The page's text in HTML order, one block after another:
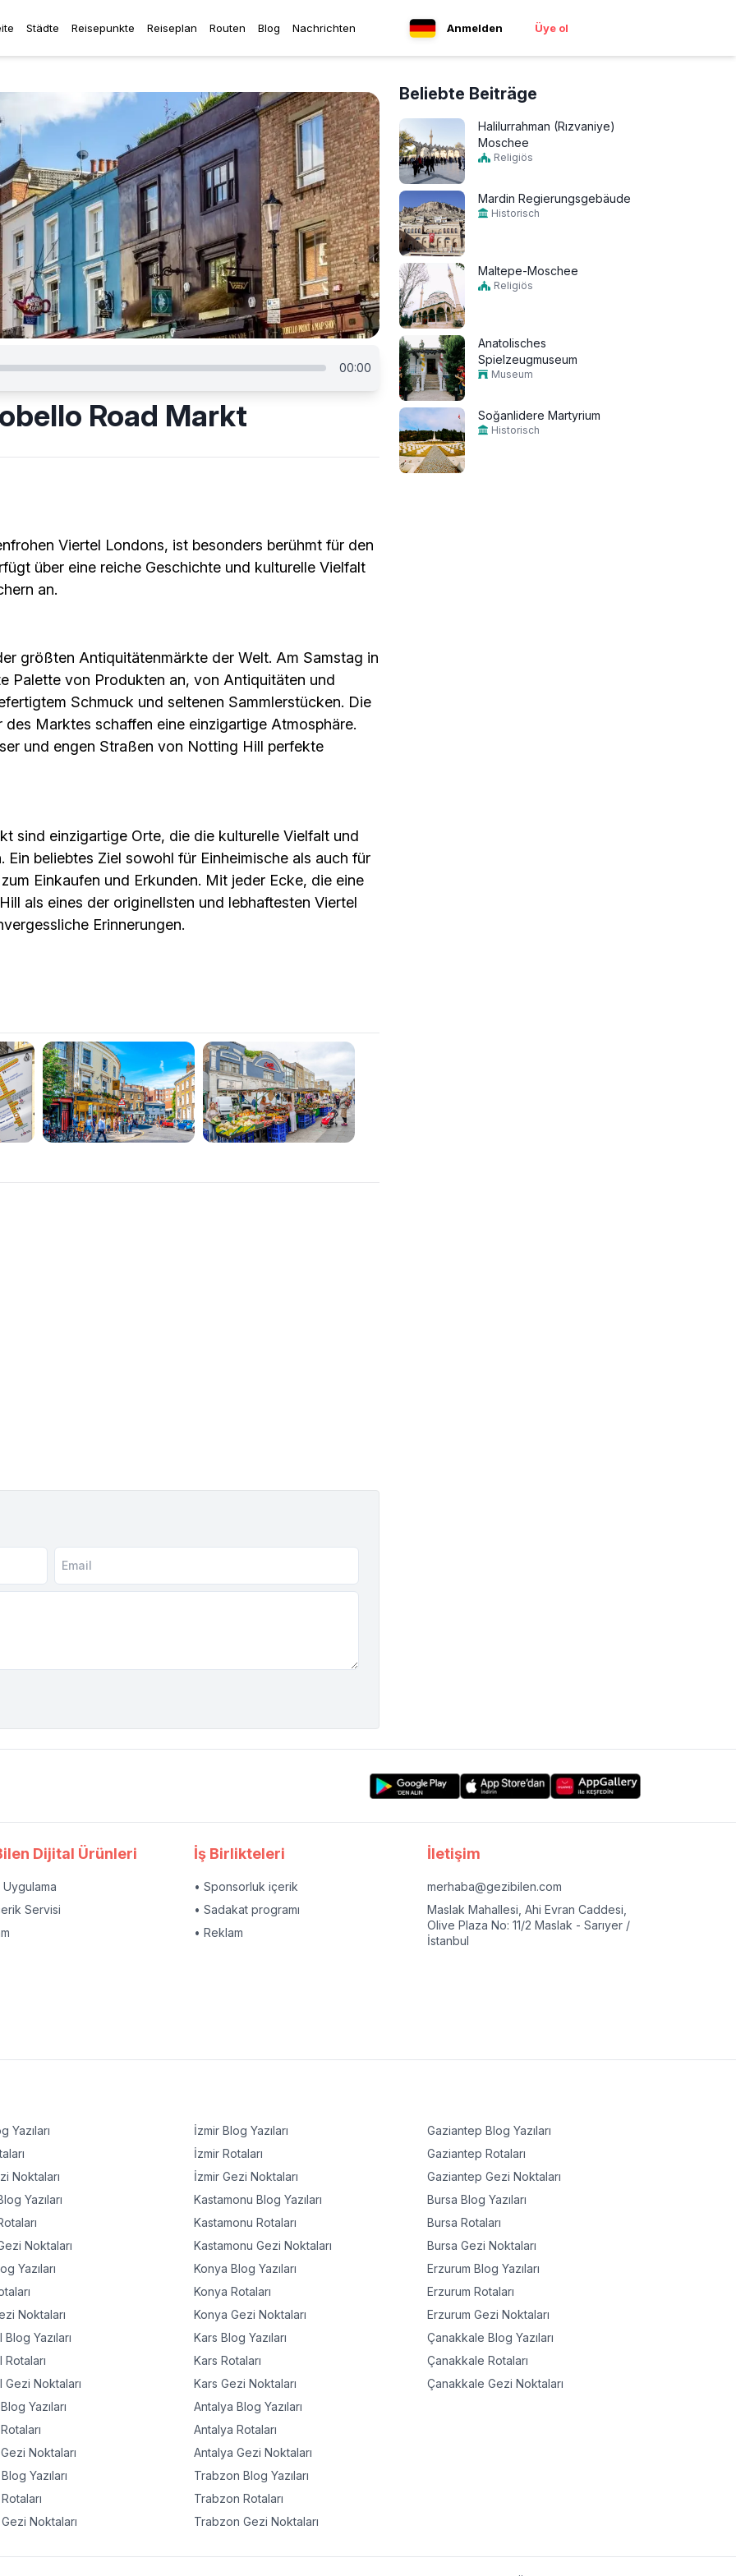
Städte Reisepunkte Reiseplan Routen Blog Nachrichten Anmelden Üye ol
00:00
Road Markt
Viertel Londons, ist besonders berühmt für den
über eine reiche Geschichte und kulturelle Vielfalt
an.
größten Antiquitätenmärkte der Welt. Am Samstag in
Palette von Produkten an, von Antiquitäten und
Schmuck und seltenen Sammlerstücken. Die
Marktes schaffen eine einzigartige Atmosphäre.
und engen Straßen von Notting Hill perfekte
sind einzigartige Orte, die die kulturelle Vielfalt und
beliebtes Ziel sowohl für Einheimische als auch für
Einkaufen und Erkunden. Mit jeder Ecke, die eine
als eines der originellsten und lebhaftesten Viertel
Erinnerungen.
Beliebte Beiträge
Halilurrahman (Rızvaniye)
Moschee
Religiös
Mardin Regierungsgebäude
Historisch
Maltepe-Moschee
Religiös
Anatolisches
Spielzeugmuseum
Museum
Soğanlidere Martyrium
Historisch
Dijital Ürünleri
Servisi
İş Birlikteleri
• Sponsorluk içerik
• Sadakat programı
• Reklam
İletişim
merhaba@gezibilen.com
Maslak Mahallesi, Ahi Evran Caddesi,
Olive Plaza No: 11/2 Maslak - Sarıyer /
İstanbul
Yazıları
Noktaları
Yazıları
Noktaları
Yazıları
Noktaları
Blog Yazıları
Rotaları
Gezi Noktaları
Yazıları
Noktaları
Yazıları
Noktaları
İzmir Blog Yazıları
İzmir Rotaları
İzmir Gezi Noktaları
Kastamonu Blog Yazıları
Kastamonu Rotaları
Kastamonu Gezi Noktaları
Konya Blog Yazıları
Konya Rotaları
Konya Gezi Noktaları
Kars Blog Yazıları
Kars Rotaları
Kars Gezi Noktaları
Antalya Blog Yazıları
Antalya Rotaları
Antalya Gezi Noktaları
Trabzon Blog Yazıları
Trabzon Rotaları
Trabzon Gezi Noktaları
Gaziantep Blog Yazıları
Gaziantep Rotaları
Gaziantep Gezi Noktaları
Bursa Blog Yazıları
Bursa Rotaları
Bursa Gezi Noktaları
Erzurum Blog Yazıları
Erzurum Rotaları
Erzurum Gezi Noktaları
Çanakkale Blog Yazıları
Çanakkale Rotaları
Çanakkale Gezi Noktaları